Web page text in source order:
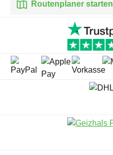
Routenplaner starten